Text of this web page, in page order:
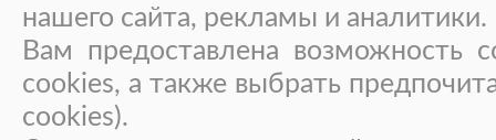
нашего сайта, рекламы и аналитики.
Вам предоставлена возможность
cookies, а также выбрать
cookies).